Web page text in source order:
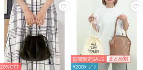
20%OFF
期間限定SALE まとめ割
¥200ｸｰﾎﾟﾝ